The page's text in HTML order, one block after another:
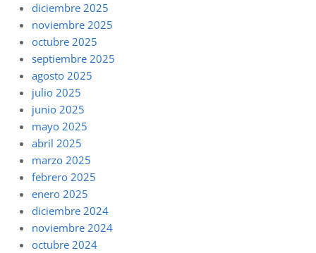
diciembre 2025
noviembre 2025
octubre 2025
septiembre 2025
agosto 2025
julio 2025
junio 2025
mayo 2025
abril 2025
marzo 2025
febrero 2025
enero 2025
diciembre 2024
noviembre 2024
octubre 2024